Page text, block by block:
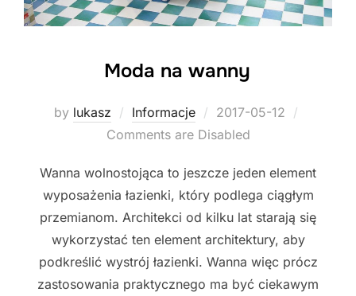
Moda na wanny
by lukasz Informacje
Posted
on
2017-05-12
Comments are Disabled
Wanna wolnostojąca to jeszcze jeden element
wyposażenia łazienki, który podlega ciągłym
przemianom. Architekci od kilku lat starają się
wykorzystać ten element architektury, aby
podkreślić wystrój łazienki. Wanna więc prócz
zastosowania praktycznego ma być ciekawym